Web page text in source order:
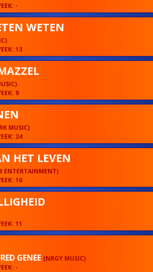
-
WETEN
13
9
MUSIC)
24
HET LEVEN
ENTERTAINMENT)
10
11
GENEE (NRGY MUSIC)
-